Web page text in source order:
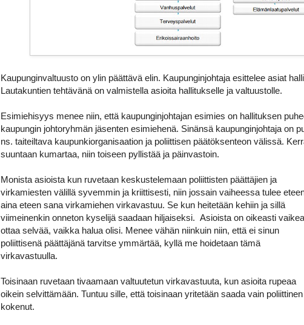
Kaupunginvaltuusto on ylin päättävä elin. Kaupunginjohtaja esittelee asiat
Lautakuntien tehtävänä on valmistella asioita hallitukselle ja valtuustolle.
Esimiehisyys menee niin, että kaupunginjohtajan esimies on hallituksen
kaupungin johtoryhmän jäsenten esimiehenä. Sinänsä kaupunginjohtaja on
ns. taiteiltava kaupunkiorganisaation ja poliittisen päätöksenteon välissä.
suuntaan kumartaa, niin toiseen pyllistää ja päinvastoin.
Monista asioista kun ruvetaan keskustelemaan poliittisten päättäjien ja
virkamiesten välillä syvemmin ja kriittisesti, niin jossain vaiheessa tulee
aina eteen sana virkamiehen virkavastuu. Se kun heitetään kehiin ja sillä
viimeinenkin onneton kyselijä saadaan hiljaiseksi. Asioista on oikeasti vaikea
ottaa selvää, vaikka halua olisi. Menee vähän niinkuin niin, että ei sinun
poliittisenä päättäjänä tarvitse ymmärtää, kyllä me hoidetaan tämä
virkavastuulla.
Toisinaan ruvetaan tivaamaan valtuutetun virkavastuuta, kun asioita rupeaa
oikein selvittämään. Tuntuu sille, että toisinaan yritetään saada vain
kokenut.